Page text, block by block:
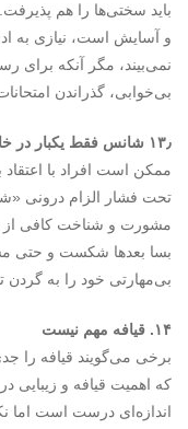
باید سختی‌ها را هم
و آسایش است، نیازی به
نمی‌بیند، مگر آن­که برای
بی‌خوابی، گذراندن
۱۳٫ شانس فقط یک­بار در خانه آدم را می‌زند
ممکن است افراد با اعتقاد
تحت فشار الزام درونی
مشورت و شناخت کافی از
بسا بعد‌ها شکست و حتی
بی‌مهارتی خود را به گردن
۱۴. قیافه مهم نیست
برخی می‌گویند قیافه را
که اهمیت قیافه و زیبایی
اندازه‌ای درست است اما